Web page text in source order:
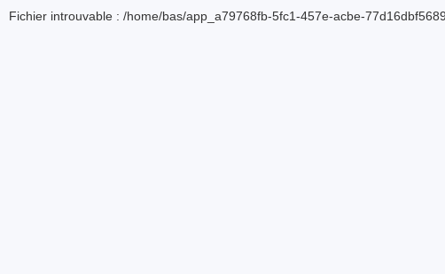
Fichier introuvable : /home/bas/app_a79768fb-5fc1-457e-acbe-